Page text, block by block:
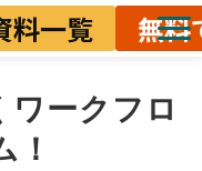
料一覧 無料
ークフロ
！